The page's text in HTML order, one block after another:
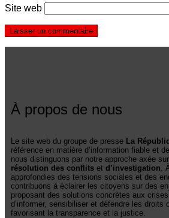
Site web
À propos de nous
Le site web du groupe de presse La
référence en matière d’information fiable et
nous distinguons par notre approche axée
résolution des conflits et d’investigation .
approfondies des tensions sociales et des
contribuons à éclairer les citoyens sur des
proposant des solutions concrètes aux
d’informer, sensibiliser et défendre les droits
favorisant la transparence et la justice.